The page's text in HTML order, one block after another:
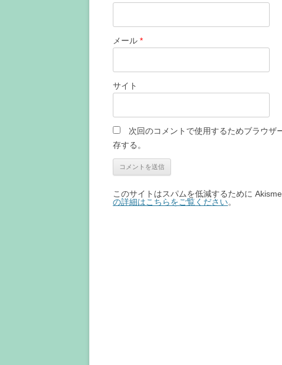
メール *
サイト
次回のコメントで使用するためブラウザ
存する。
このサイトはスパムを低減するために
の詳細はこちらをご覧ください。